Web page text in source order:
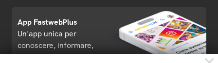
App FastwebPlus
Un'app unica per
conoscere, informare,
ispirare